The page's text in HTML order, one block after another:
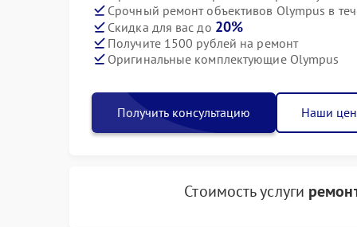
Срочный ремонт объективов Olympus в
Скидка для вас до 20%
Получите 1500 рублей на ремонт
Оригинальные комплектующие Olympus
Получить консультацию Наши
Стоимость услуги